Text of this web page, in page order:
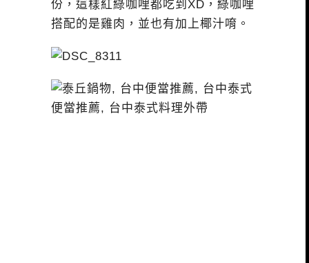
份，這樣紅綠咖哩都吃到XD，綠咖哩
搭配的是雞肉，並也有加上椰汁唷。